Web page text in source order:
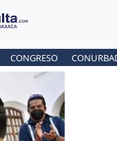
CONGRESO